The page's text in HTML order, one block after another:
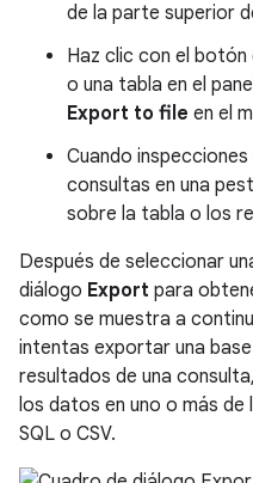
de la parte superior
Haz clic con el
o una tabla en el
Export to file en el
Cuando
consultas en una
sobre la tabla o los
Después de seleccionar
diálogo Export para
como se muestra a
intentas exportar una
resultados de una
los datos en uno o más
SQL o CSV.